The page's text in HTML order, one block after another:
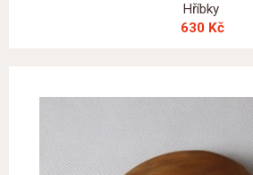
Hříbky
630 Kč